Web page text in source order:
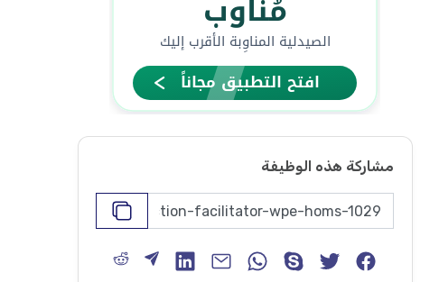
مشاركة هذه الوظيفة